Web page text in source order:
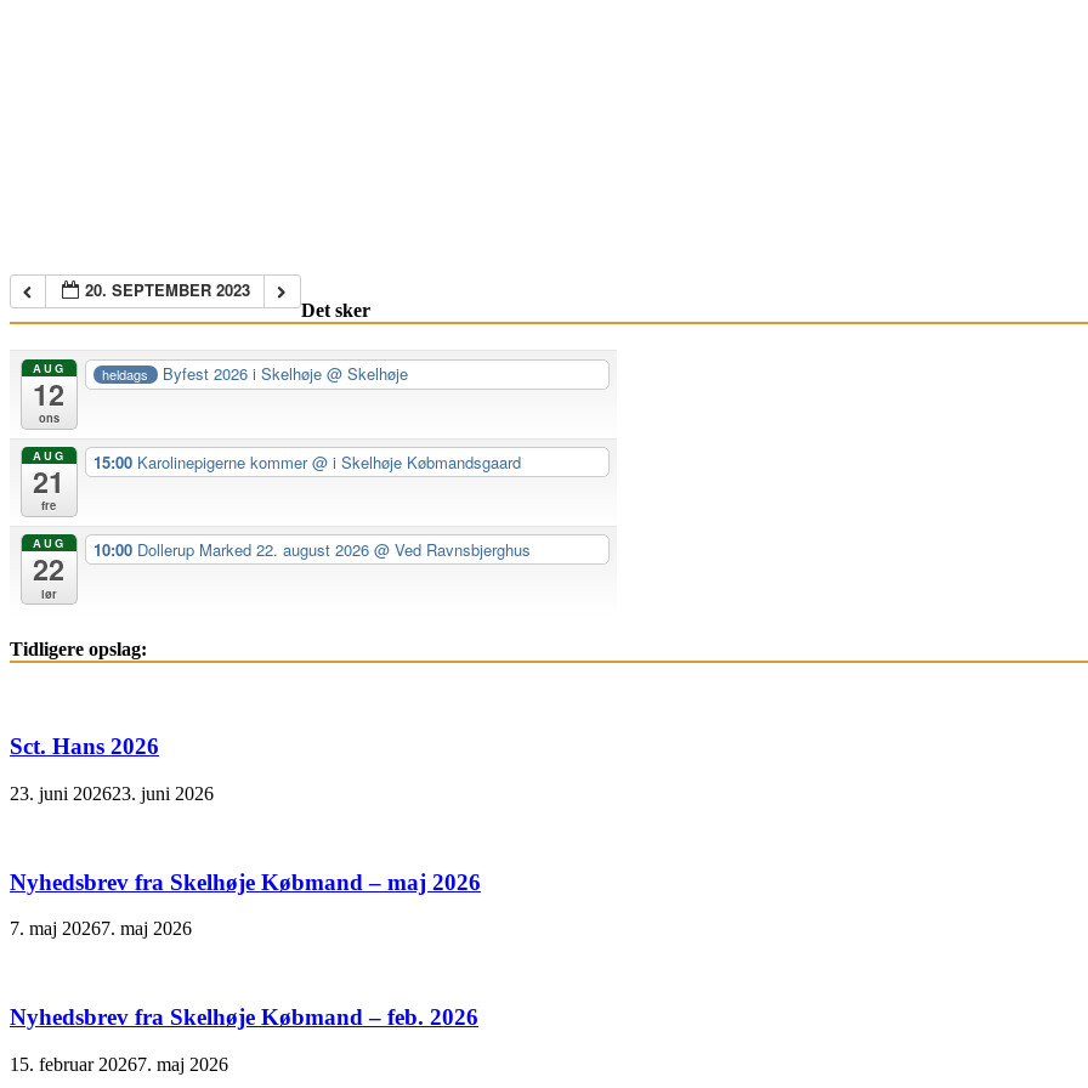
20. SEPTEMBER 2023
Det sker
AUG
12
ons
heldags Byfest 2026 i Skelhøje@ Skelhøje
AUG
21
fre
15:00 Karolinepigerne kommer@ i Skelhøje Købmandsgaard
AUG
22
lør
10:00 Dollerup Marked 22. august 2026 @ Ved Ravnsbjerghus
Tidligere opslag:
Sct. Hans 2026
23. juni 202623. juni 2026
Nyhedsbrev fra Skelhøje Købmand – maj 2026
7. maj 20267. maj 2026
Nyhedsbrev fra Skelhøje Købmand – feb. 2026
15. februar 20267. maj 2026